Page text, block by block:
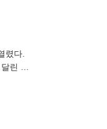
렸다.
린 전